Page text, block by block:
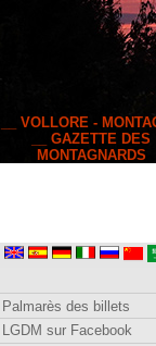
__ VOLLORE -
__ GAZETTE DES
MONTAGNARDS
Palmarès des billets
LGDM sur Facebook